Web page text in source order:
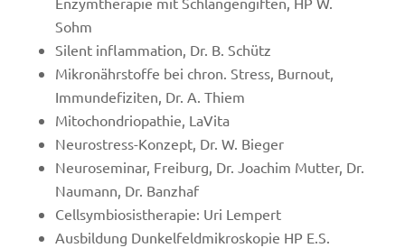
Sohm
Silent inflammation, Dr. B. Schütz
Mikronährstoffe bei chron. Stress, Burnout,
Immundefiziten, Dr. A. Thiem
Mitochondriopathie, LaVita
Neurostress-Konzept, Dr. W. Bieger
Neuroseminar, Freiburg, Dr. Joachim Mutter, Dr.
Naumann, Dr. Banzhaf
Cellsymbiosistherapie: Uri Lempert
Ausbildung Dunkelfeldmikroskopie HP E.S.